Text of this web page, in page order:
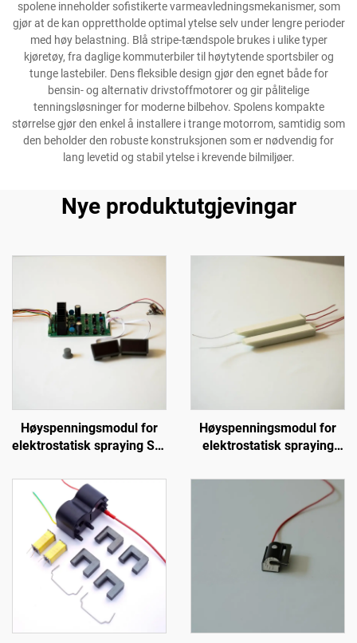
spolene inneholder sofistikerte varmeavledningsmekanismer, som
gjør at de kan opprettholde optimal ytelse selv under lengre perioder
med høy belastning. Blå stripe-tændspole brukes i ulike typer
kjøretøy, fra daglige kommuterbiler til høytytende sportsbiler og
tunge lastebiler. Dens fleksible design gjør den egnet både for
bensin- og alternativ drivstoffmotorer og gir pålitelige
tenningsløsninger for moderne bilbehov. Spolens kompakte
størrelse gjør den enkel å installere i trange motorrom, samtidig som
den beholder den robuste konstruksjonen som er nødvendig for
lang levetid og stabil ytelse i krevende bilmiljøer.
Nye produktutgjevingar
Høyspenningsmodul for
elektrostatisk spraying SX-
Høyspenningsmodul for
elektrostatisk spraying